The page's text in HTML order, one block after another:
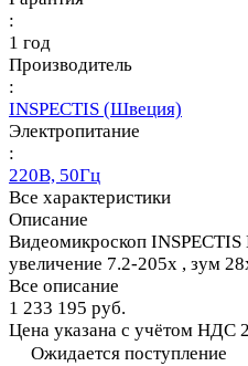
:
1 год
Производитель
:
INSPECTIS (Швеция)
Электропитание
:
220В, 50Гц
Все характеристики
Описание
Видеомикроскоп
увеличение 7.2-205x , зум
Все описание
1 233 195 руб.
Цена указана с учётом НДС
Ожидается поступление